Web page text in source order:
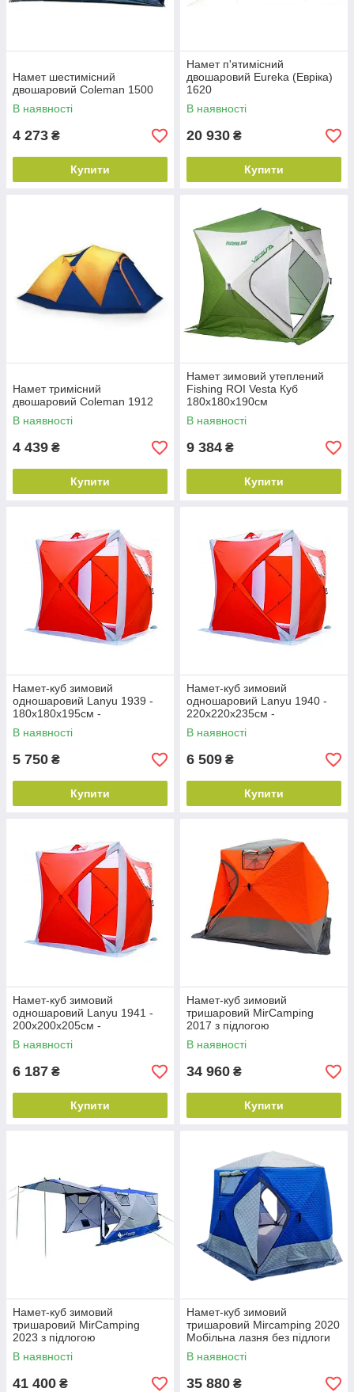
Намет шестимісний
двошаровий Coleman 1500
В наявності
4 273 ₴
Купити
Намет п'ятимісний
двошаровий Eureka (Евріка)
1620
В наявності
20 930 ₴
Купити
Намет тримісний
двошаровий Coleman 1912
В наявності
4 439 ₴
Купити
Намет зимовий утеплений
Fishing ROI Vesta Куб
180х180х190см
В наявності
9 384 ₴
Купити
Намет-куб зимовий
одношаровий Lanyu 1939 -
180х180х195см -
Помаранчевий
В наявності
5 750 ₴
Купити
Намет-куб зимовий
одношаровий Lanyu 1940 -
220х220х235см -
Помаранчевий
В наявності
6 509 ₴
Купити
Намет-куб зимовий
одношаровий Lanyu 1941 -
200х200х205см -
Помаранчевий
В наявності
6 187 ₴
Купити
Намет-куб зимовий
тришаровий MirCamping
2017 з підлогою
В наявності
34 960 ₴
Купити
Намет-куб зимовий
тришаровий MirCamping
2023 з підлогою
В наявності
41 400 ₴
Намет-куб зимовий
тришаровий Mircamping 2020
Мобільна лазня без підлоги
В наявності
35 880 ₴